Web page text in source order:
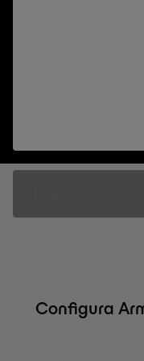
Configura